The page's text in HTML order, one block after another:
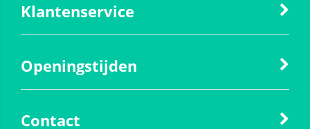
Klantenservice
Openingstijden
Contact